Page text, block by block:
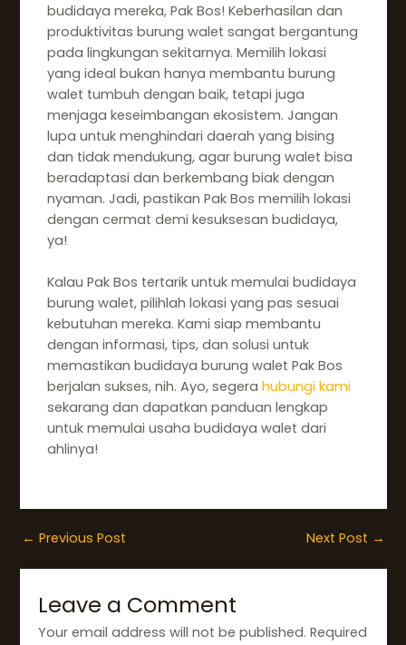
budidaya mereka, Pak Bos! Keberhasilan dan
produktivitas burung walet sangat bergantung
pada lingkungan sekitarnya. Memilih lokasi
yang ideal bukan hanya membantu burung
walet tumbuh dengan baik, tetapi juga
menjaga keseimbangan ekosistem. Jangan
lupa untuk menghindari daerah yang bising
dan tidak mendukung, agar burung walet bisa
beradaptasi dan berkembang biak dengan
nyaman. Jadi, pastikan Pak Bos memilih lokasi
dengan cermat demi kesuksesan budidaya,
ya!
Kalau Pak Bos tertarik untuk memulai budidaya
burung walet, pilihlah lokasi yang pas sesuai
kebutuhan mereka. Kami siap membantu
dengan informasi, tips, dan solusi untuk
memastikan budidaya burung walet Pak Bos
berjalan sukses, nih. Ayo, segera hubungi kami
sekarang dan dapatkan panduan lengkap
untuk memulai usaha budidaya walet dari
ahlinya!
← Previous Post Next Post →
Leave a Comment
Your email address will not be published. Required